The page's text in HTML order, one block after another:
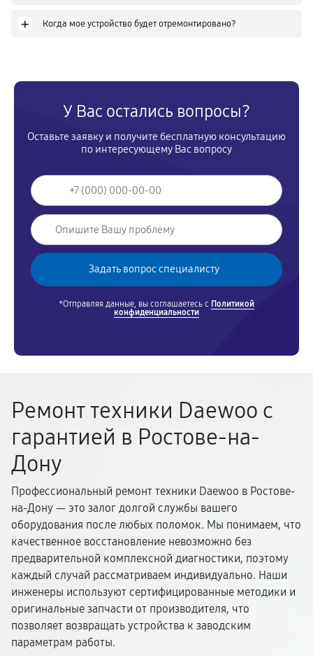
+ Когда мое устройство будет отремонтировано?
У Вас остались вопросы?
Оставьте заявку и получите бесплатную консультацию
по интересующему Вас вопросу
*Отправляя данные, вы соглашаетесь с Политикой
конфиденциальности
Ремонт техники Daewoo с
гарантией в Ростове-на-
Дону
Профессиональный ремонт техники Daewoo в Ростове-
на-Дону — это залог долгой службы вашего
оборудования после любых поломок. Мы понимаем, что
качественное восстановление невозможно без
предварительной комплексной диагностики, поэтому
каждый случай рассматриваем индивидуально. Наши
инженеры используют сертифицированные методики и
оригинальные запчасти от производителя, что
позволяет возвращать устройства к заводским
параметрам работы.